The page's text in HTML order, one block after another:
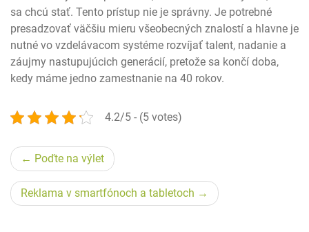
sa chcú stať. Tento prístup nie je správny. Je potrebné
presadzovať väčšiu mieru všeobecných znalostí a hlavne je
nutné vo vzdelávacom systéme rozvíjať talent, nadanie a
záujmy nastupujúcich generácií, pretože sa končí doba,
kedy máme jedno zamestnanie na 40 rokov.
4.2/5 - (5 votes)
Navigace
pro
příspěvek
Poďte na výlet
Reklama v smartfónoch a tabletoch